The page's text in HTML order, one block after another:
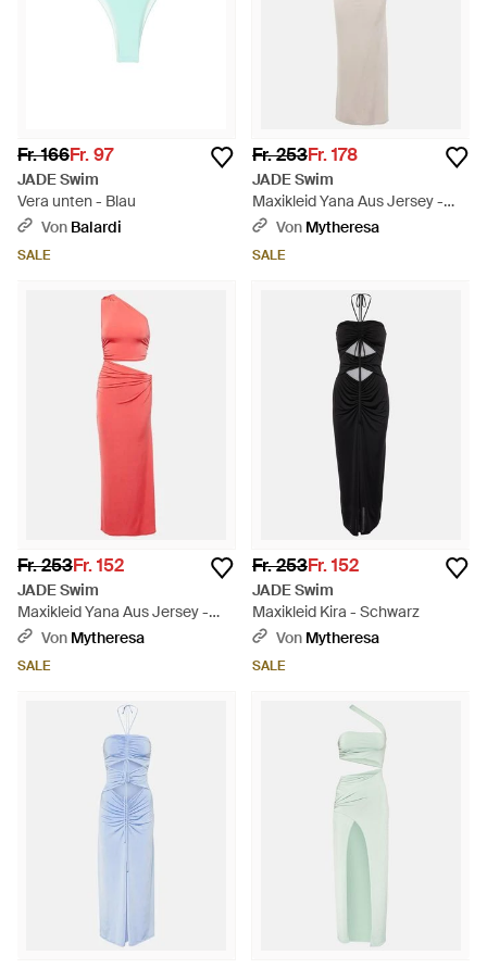
Fr. 166Fr. 97
JADE Swim
Vera unten - Blau
Von Balardi
SALE
Fr. 253Fr. 178
JADE Swim
Maxikleid Yana Aus Jersey -
WeißVon Mytheresa
SALE
Fr. 253Fr. 152
JADE Swim
Maxikleid Yana Aus Jersey -
RotVon Mytheresa
SALE
Fr. 253Fr. 152
JADE Swim
Maxikleid Kira - Schwarz
Von Mytheresa
SALE